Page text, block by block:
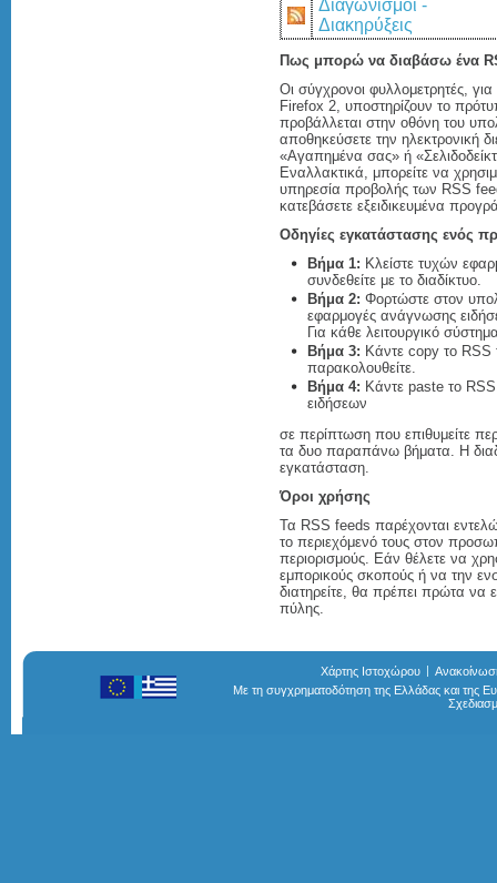
Διαγωνισμοί -
Διακηρύξεις
Πως μπορώ να διαβάσω ένα
Οι σύγχρονοι φυλλομετρητές,
Firefox 2, υποστηρίζουν το
προβάλλεται στην οθόνη του
αποθηκεύσετε την ηλεκτρονική
«Αγαπημένα σας» ή
Εναλλακτικά, μπορείτε να
υπηρεσία προβολής των RSS
κατεβάσετε εξειδικευμένα
Οδηγίες εγκατάστασης ενός
Βήμα 1: Κλείστε τυχών
συνδεθείτε με το διαδίκτυο.
Βήμα 2: Φορτώστε στον
εφαρμογές ανάγνωσης
Για κάθε λειτουργικό
Βήμα 3: Κάντε copy το RSS
παρακολουθείτε.
Βήμα 4: Κάντε paste το
ειδήσεων
σε περίπτωση που επιθυμείτε
τα δυο παραπάνω βήματα. Η
εγκατάσταση.
Όροι χρήσης
Τα RSS feeds παρέχονται
το περιεχόμενό τους στον
περιορισμούς. Εάν θέλετε να
εμπορικούς σκοπούς ή να την
διατηρείτε, θα πρέπει πρώτα να
πύλης.
Χάρτης Ιστοχώρου
Με τη συγχρηματοδότηση της Ελλάδας και της